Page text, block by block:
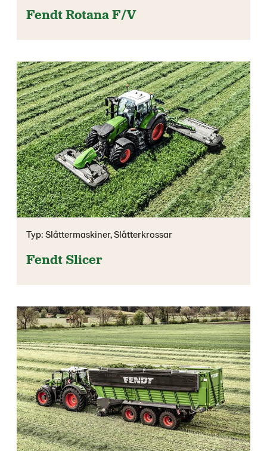
Fendt Rotana F/V
Typ: Slåttermaskiner, Slåtterkrossar
Fendt Slicer